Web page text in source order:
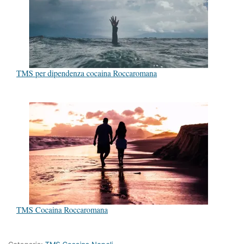
TMS per dipendenza cocaina Roccaromana
TMS Cocaina Roccaromana